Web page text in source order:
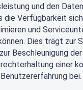
und den
die Verfügbarkeit
und
Dies trägt zur
Beschleunigung
einer
Benutzererfahrung bei.